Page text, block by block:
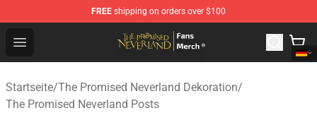
FREE shipping on orders over $100
Open menu
The Promised Neverland Store - Official The Promised
Startseite/The Promised Neverland Dekoration/
The Promised Neverland Posts